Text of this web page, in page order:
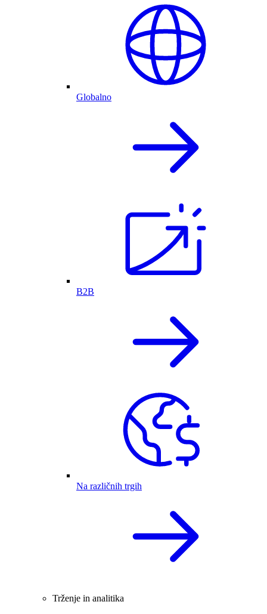
Globalno
B2B
Na različnih trgih
Trženje in analitika